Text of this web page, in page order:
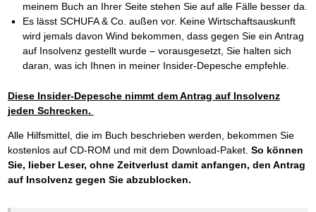
meinem Buch an Ihrer Seite stehen Sie auf alle Fälle besser da.
Es lässt SCHUFA & Co. außen vor. Keine Wirtschaftsauskunft
wird jemals davon Wind bekommen, dass gegen Sie ein Antrag
auf Insolvenz gestellt wurde – vorausgesetzt, Sie halten sich
daran, was ich Ihnen in meiner Insider-Depesche empfehle.
Diese Insider-Depesche nimmt dem Antrag auf Insolvenz
jeden Schrecken.
Alle Hilfsmittel, die im Buch beschrieben werden, bekommen Sie
kostenlos auf CD-ROM und mit dem Download-Paket. So können
Sie, lieber Leser, ohne Zeitverlust damit anfangen, den Antrag
auf Insolvenz gegen Sie abzublocken.